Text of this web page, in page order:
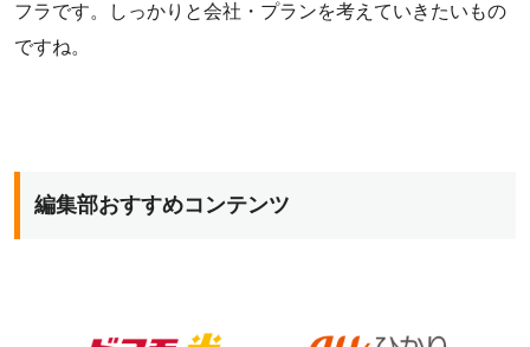
フラです。しっかりと会社・プランを考えていきたいもの
ですね。
編集部おすすめコンテンツ